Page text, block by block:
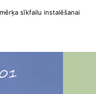
sīkfailu instalēšanai